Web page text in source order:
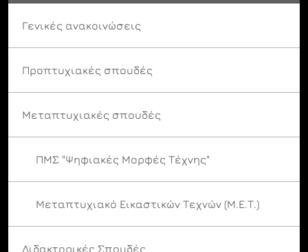
Γενικές ανακοινώσεις
Προπτυχιακές σπουδές
Μεταπτυχιακές σπουδές
ΠΜΣ "Ψηφιακές Μορφές Τέχνης"
Μεταπτυχιακό Εικαστικών Τεχνών (Μ.Ε.Τ.)
Διδακτορικές Σπουδές